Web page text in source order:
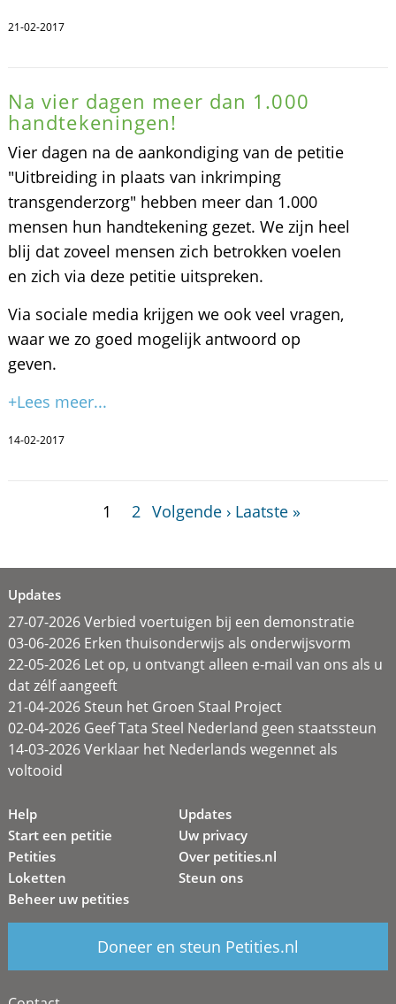
21-02-2017
Na vier dagen meer dan 1.000
handtekeningen!
Vier dagen na de aankondiging van de petitie
"Uitbreiding in plaats van inkrimping
transgenderzorg" hebben meer dan 1.000
mensen hun handtekening gezet. We zijn heel
blij dat zoveel mensen zich betrokken voelen
en zich via deze petitie uitspreken.
Via sociale media krijgen we ook veel vragen,
waar we zo goed mogelijk antwoord op
geven.
+Lees meer...
14-02-2017
1 2 Volgende › Laatste »
Updates
27-07-2026 Verbied voertuigen bij een demonstratie
03-06-2026 Erken thuisonderwijs als onderwijsvorm
22-05-2026 Let op, u ontvangt alleen e-mail van ons als u
dat zélf aangeeft
21-04-2026 Steun het Groen Staal Project
02-04-2026 Geef Tata Steel Nederland geen staatssteun
14-03-2026 Verklaar het Nederlands wegennet als
voltooid
Help
Start een petitie
Petities
Loketten
Beheer uw petities
Updates
Uw privacy
Over petities.nl
Steun ons
Doneer en steun Petities.nl